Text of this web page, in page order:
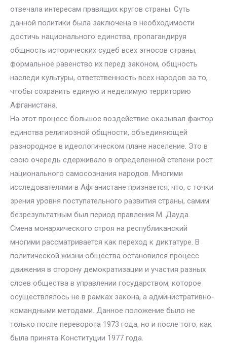
отвечала интересам правящих кругов страны. Суть
данной политики была заключена в необходимости
достичь национального единства, пропагандируя
общность исторических судеб всех этносов страны,
формальное равенство их перед законом, общность
наследи культуры, ответственность всех народов за то,
чтобы сохранить единую и неделимую территорию
Афганистана.
На этот процесс большое воздействие оказывал фактор
единства религиозной общности, объединяющей
разнородное в идеологическом плане население. Это в
свою очередь сдерживало в определенной степени рост
национального самосознания народов. Многими
исследователями в Афганистане признается, что, с точки
зрения уровня поступательного развития страны, самим
безрезультатным был период правления М. Дауда.
Смена монархического строя на республиканский
многими рассматривается как переход к диктатуре. В
политической жизни общества остановился процесс
движения в сторону демократизации и участия разных
слоев общества в управлении государством, которое
осуществлялось не в рамках закона, а административно-
командными методами. Данное положение было не
только после переворота 1973 года, но и после того, как
была принята Конституции 1977 года.